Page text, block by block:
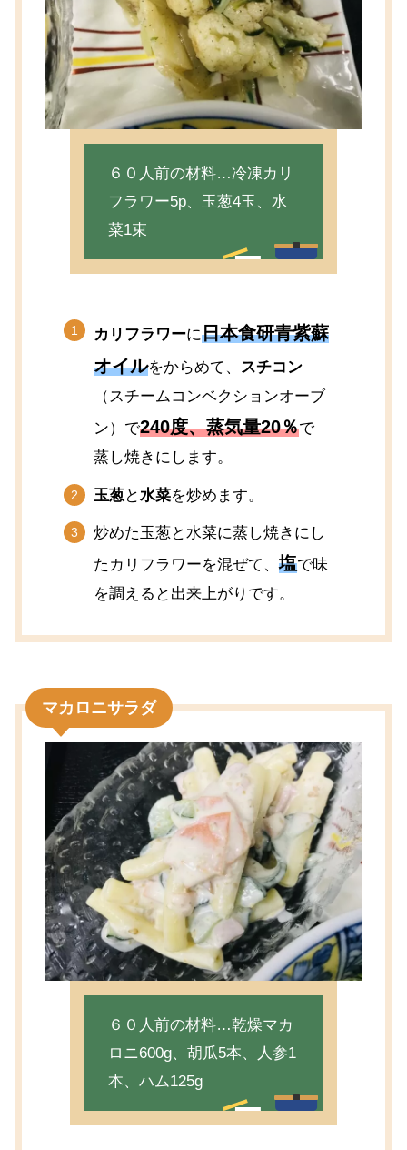
６０人前の材料…冷凍カリ
フラワー5p、玉葱4玉、水
菜1束
カリフラワーに日本食研青紫蘇
オイルをからめて、 スチコン
（スチームコンベクションオーブ
ン）で240度、蒸気量20％で
蒸し焼きにします。
玉葱と 水菜を炒めます。
炒めた玉葱と水菜に蒸し焼きにし
たカリフラワーを混ぜて、塩で味
を調えると出来上がりです。
マカロニサラダ
６０人前の材料…乾燥マカ
ロニ600g、胡瓜5本、人参1
本、ハム125g